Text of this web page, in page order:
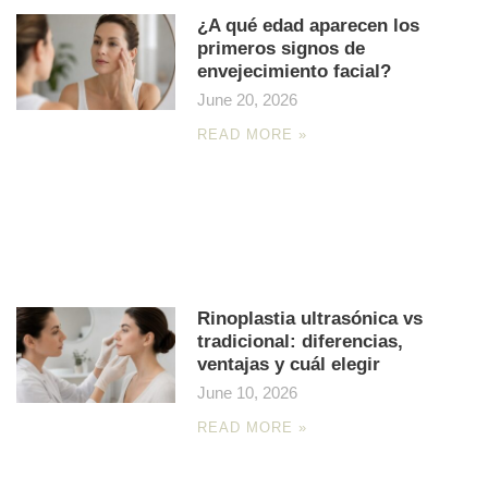
¿A qué edad aparecen los
primeros signos de
envejecimiento facial?
June 20, 2026
READ MORE »
Rinoplastia ultrasónica vs
tradicional: diferencias,
ventajas y cuál elegir
June 10, 2026
READ MORE »